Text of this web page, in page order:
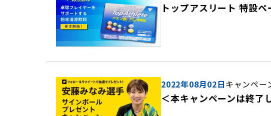
トップアスリート 特設ペ
2022年08月02日キャンペー
＜本キャンペーンは終了